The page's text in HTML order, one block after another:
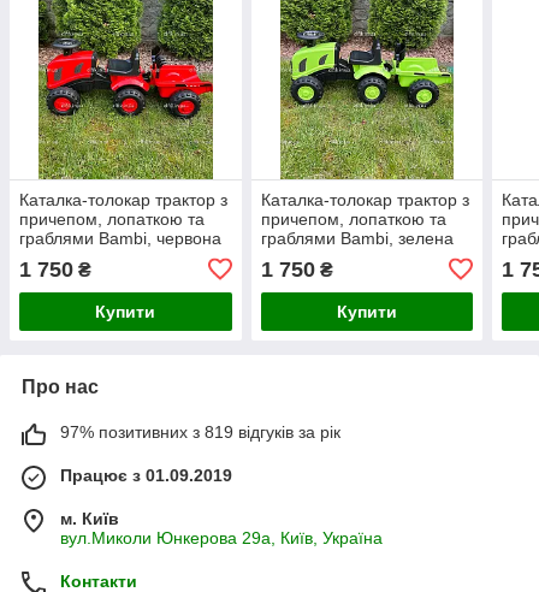
Каталка-толокар трактор з
причепом, лопаткою та
граблями Bambi, червона
1 750 ₴
Купити
Каталка-толокар трактор з
причепом, лопаткою та
граблями Bambi, зелена
1 750₴
Купити
1
Про нас
97% позитивних з 819 відгуків за рік
Працює з 01.09.2019
м. Київ
вул.Миколи Юнкерова 29а, Київ, Україна
Контакти